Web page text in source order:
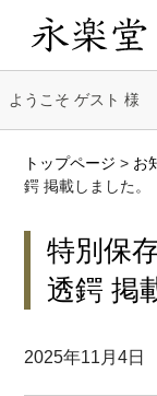
ようこそ ゲスト 様
トップページ > お
鍔 掲載しました。
特別保
透鍔 掲
2025年11月4日